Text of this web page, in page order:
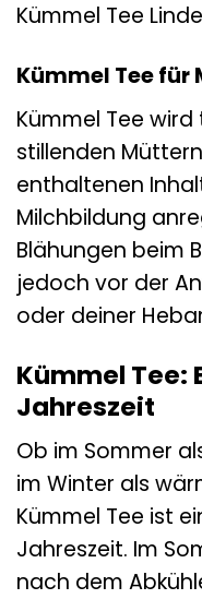
Kümmel Tee
Kümmel Tee für
Kümmel Tee
stillenden
enthaltenen
Milchbildung
Blähungen beim
jedoch vor der
oder deiner
Kümmel Tee:
Jahreszeit
Ob im Sommer
im Winter als
Kümmel Tee ist
Jahreszeit. Im
nach dem